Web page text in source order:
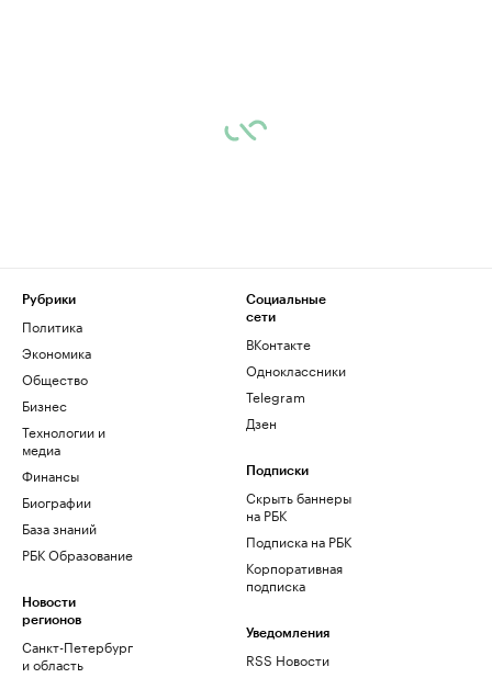
Рубрики
Политика
Экономика
Общество
Бизнес
Технологии и
медиа
Финансы
Биографии
База знаний
РБК Образование
Новости
регионов
Санкт-Петербург
и область
Социальные
сети
ВКонтакте
Одноклассники
Telegram
Дзен
Подписки
Скрыть баннеры
на РБК
Подписка на РБК
Корпоративная
подписка
Уведомления
RSS Новости